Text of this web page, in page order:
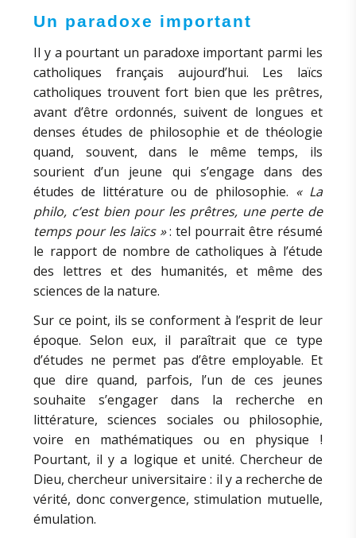
Un paradoxe important
Il y a pourtant un paradoxe important parmi les
catholiques français aujourd’hui. Les laïcs
catholiques trouvent fort bien que les prêtres,
avant d’être ordonnés, suivent de longues et
denses études de philosophie et de théologie
quand, souvent, dans le même temps, ils
sourient d’un jeune qui s’engage dans des
études de littérature ou de philosophie. « La
philo, c’est bien pour les prêtres, une perte de
temps pour les laïcs »: tel pourrait être résumé
le rapport de nombre de catholiques à l’étude
des lettres et des humanités, et même des
sciences de la nature.
Sur ce point, ils se conforment à l’esprit de leur
époque. Selon eux, il paraîtrait que ce type
d’études ne permet pas d’être employable. Et
que dire quand, parfois, l’un de ces jeunes
souhaite s’engager dans la recherche en
littérature, sciences sociales ou philosophie,
voire en mathématiques ou en physique !
Pourtant, il y a logique et unité. Chercheur de
Dieu, chercheur universitaire : il y a recherche de
vérité, donc convergence, stimulation mutuelle,
émulation.